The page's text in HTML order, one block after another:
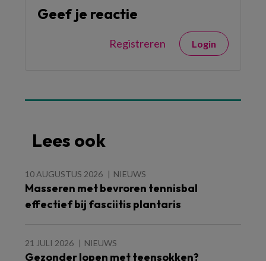
Geef je reactie
Registreren Login
Lees ook
10 AUGUSTUS 2026 NIEUWS
Masseren met bevroren tennisbal
effectief bij fasciitis plantaris
21 JULI 2026 NIEUWS
Gezonder lopen met teensokken?